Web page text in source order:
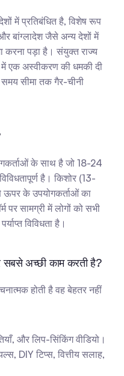
में प्रतिबंधित है, विशेष रूप
बांग्लादेश जैसे अन्य देशों में
करना पड़ा है। संयुक्त राज्य
एक अस्वीकरण की धमकी दी
सीमा तक गैर-चीनी
के साथ है जो 18-24
है। किशोर (13-
के उपयोगकर्ताओं का
पर सामग्री में लोगों को सभी
विविधता है।
सबसे अच्छी काम करती है?
होती है वह बेहतर नहीं
और लिप-सिंकिंग वीडियो।
DIY टिप्स, वित्तीय सलाह,